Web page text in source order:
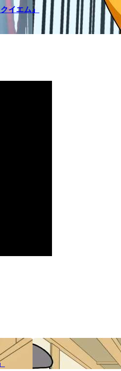
イエム』